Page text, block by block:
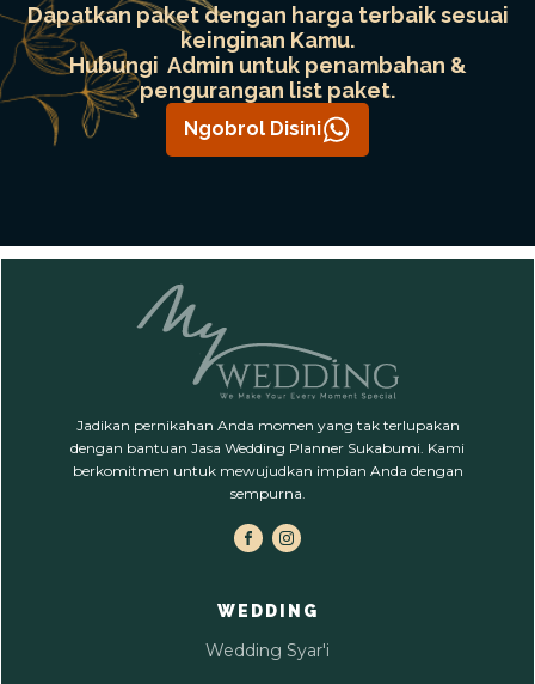
Dapatkan paket dengan harga terbaik sesuai
keinginan Kamu.
Hubungi Admin untuk penambahan &
pengurangan list paket.
Ngobrol Disini
Jadikan pernikahan Anda momen yang tak terlupakan
dengan bantuan Jasa Wedding Planner Sukabumi. Kami
berkomitmen untuk mewujudkan impian Anda dengan
sempurna.
WEDDING
Wedding Syar'i